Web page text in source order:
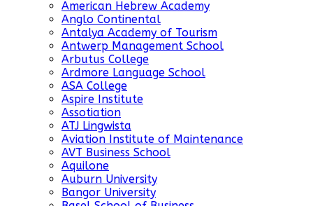
American Hebrew Academy
Anglo Continental
Antalya Academy of Tourism
Antwerp Management School
Arbutus College
Ardmore Language School
ASA College
Aspire Institute
Assotiation
ATJ Lingwista
Aviation Institute of Maintenance
AVT Business School
Aquilone
Auburn University
Bangor University